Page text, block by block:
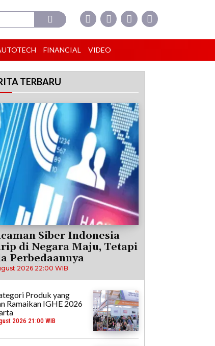
FINANCIAL VIDEO
TERBARU
Siber Indonesia
di Negara Maju, Tetapi
Perbedaannya
2026 22:00 WIB
Produk yang
Ramaikan IGHE 2026
2026 21:00 WIB